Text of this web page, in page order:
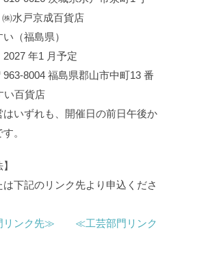
㈱水戸京成百貨店
い（福島県）
年1 月予定
963-8004 福島県郡山市中町13 番
い百貨店
いずれも、開催日の前日午後か
。
下記のリンク先より申込くださ
リンク先≫
≪工芸部門リンク